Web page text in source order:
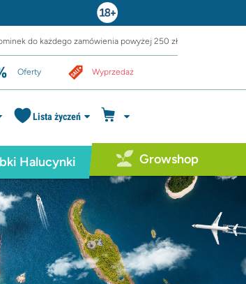
do każdego zamówienia powyżej 250 zł
Oferty Wyprzedaż
Lista życzeń
Halucynki Growshop